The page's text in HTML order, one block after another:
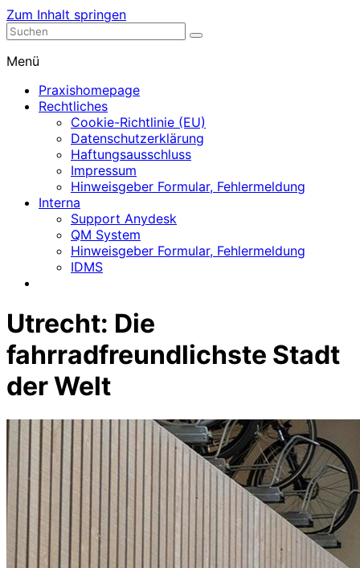
Zum Inhalt springen
Nephrologische Praxis mit Dialyse
Menü
Praxishomepage
Rechtliches
Cookie-Richtlinie (EU)
Datenschutzerklärung
Haftungsausschluss
Impressum
Hinweisgeber Formular, Fehlermeldung
Interna
Support Anydesk
QM System
Hinweisgeber Formular, Fehlermeldung
IDMS
Utrecht: Die
fahrradfreundlichste Stadt
der Welt